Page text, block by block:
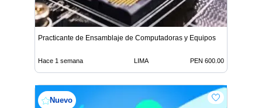
Practicante de Ensamblaje de Computadoras y Equipos
Hace 1 semana LIMA PEN 600.00
Nuevo